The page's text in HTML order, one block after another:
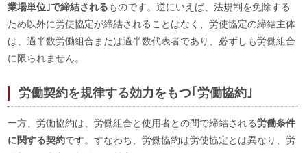
業場単位｣で締結されるものです。逆にいえば、法規制を免除する
ため以外に労使協定が締結されることはなく、労使協定の締結主体
は、過半数労働組合または過半数代表者であり、必ずしも労働組合
に限られません。
労働契約を規律する効力をもつ｢労働協約｣
一方、労働協約は、労働組合と使用者との間で締結される労働条件
に関する契約です。すなわち、労働協約は労使協定とは異なり、労